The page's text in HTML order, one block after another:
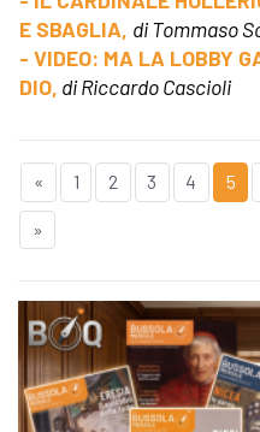
E SBAGLIA, di Tommaso
- VIDEO: MA LA LOBBY
DIO, di Riccardo Cascioli
« 1 2 3 4 5
»